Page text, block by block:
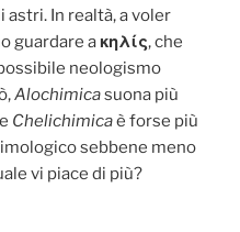
astri. In realtà, a voler
guardare aκηλίς, che
neologismo
Alochimicasuona più
Chelichimicaè forse più
sebbene meno
vi piace di più?